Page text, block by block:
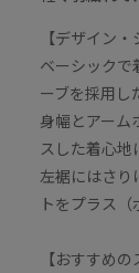
【デザイン・
ベーシックで
ーブを採用し
身幅とアーム
スした着心地
左裾にはさり
トをプラス（
【おすすめの